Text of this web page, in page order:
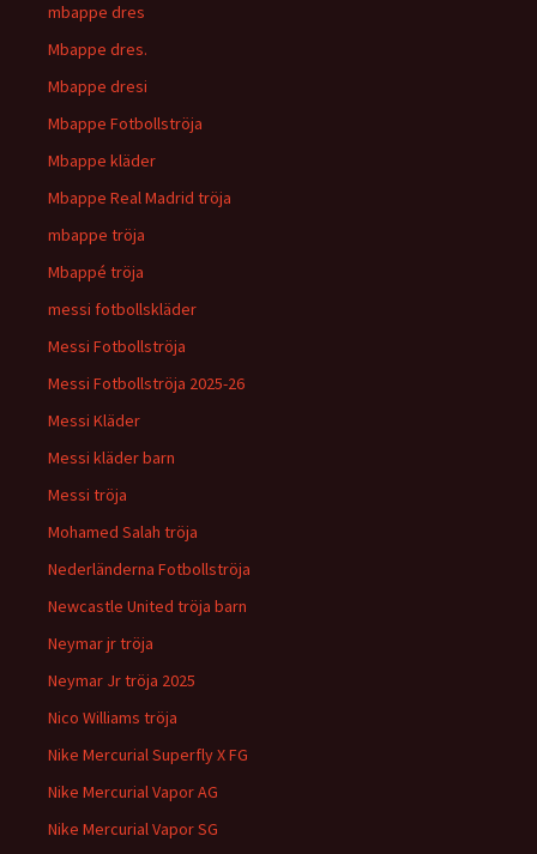
mbappe dres
Mbappe dres.
Mbappe dresi
Mbappe Fotbollströja
Mbappe kläder
Mbappe Real Madrid tröja
mbappe tröja
Mbappé tröja
messi fotbollskläder
Messi Fotbollströja
Messi Fotbollströja 2025-26
Messi Kläder
Messi kläder barn
Messi tröja
Mohamed Salah tröja
Nederländerna Fotbollströja
Newcastle United tröja barn
Neymar jr tröja
Neymar Jr tröja 2025
Nico Williams tröja
Nike Mercurial Superfly X FG
Nike Mercurial Vapor AG
Nike Mercurial Vapor SG